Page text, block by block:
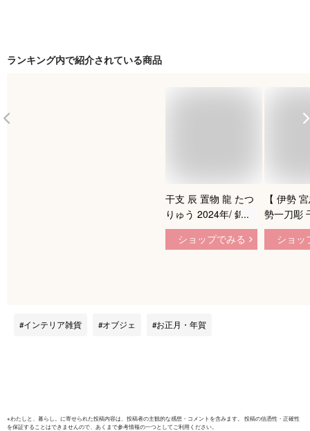
ランキング内で紹介されている商品
干支 辰 置物 龍 たつ
りゅう 2024年/ 錦彩
招福辰（紅梅） /粗
品 販促 景品 縁起 町
ショップでみる
【 伊勢
勢一刀彫
幅3cm 行
4.3cm
ショッ
インテリア雑貨 オブジェ お正月・年賀
※わたしと、暮らし。 に寄せられた投稿内容は、投稿者の主観的な感想・コメントを含みます。 投稿の信憑性・正確性
を保証することはできませんので、あくまで参考情報の一つとしてご利用ください。